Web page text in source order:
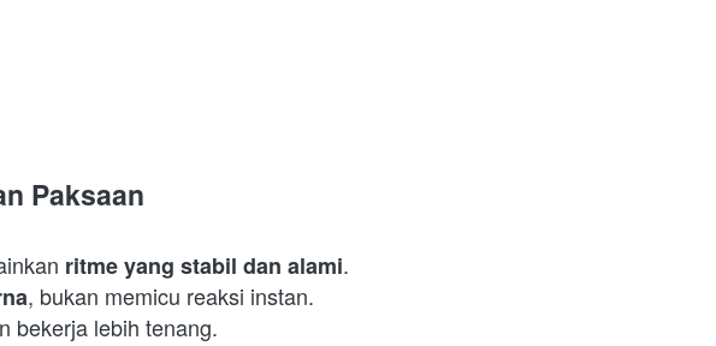
Paksaan
ritme yang stabil dan alami.
, bukan memicu reaksi instan.
bekerja lebih tenang.